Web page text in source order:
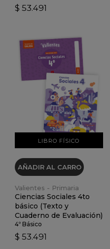
$ 53.491
LIBRO FÍSICO
VER DETALLES
AÑADIR AL CARRO
Valientes - Primaria
Ciencias Sociales 4to
básico (Texto y
Cuaderno de Evaluación)
4º Básico
$ 53.491